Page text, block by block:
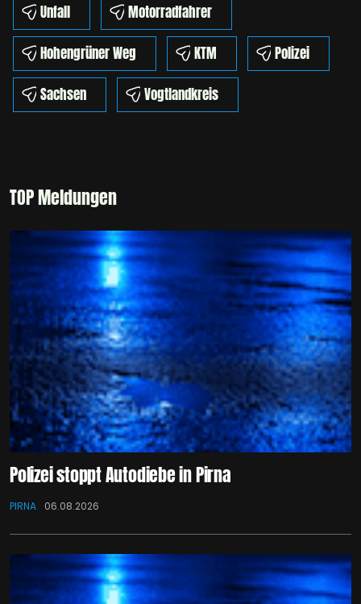
Unfall
Motorradfahrer
Hohengrüner Weg
KTM
Polizei
Sachsen
Vogtlandkreis
TOP Meldungen
Polizei stoppt Autodiebe in Pirna
PIRNA 06.08.2026